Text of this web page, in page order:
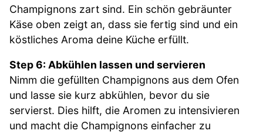
Champignons zart sind. Ein schön gebräunter
Käse oben zeigt an, dass sie fertig sind und ein
köstliches Aroma deine Küche erfüllt.
Step 6: Abkühlen lassen und servieren
Nimm die gefüllten Champignons aus dem Ofen
und lasse sie kurz abkühlen, bevor du sie
servierst. Dies hilft, die Aromen zu intensivieren
und macht die Champignons einfacher zu